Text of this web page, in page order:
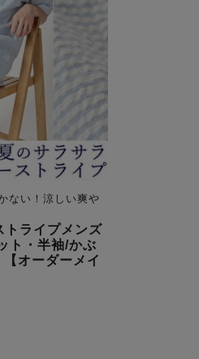
ない！涼しい爽や
トライプメンズ
ト・半袖/かぶ
オーダーメイ